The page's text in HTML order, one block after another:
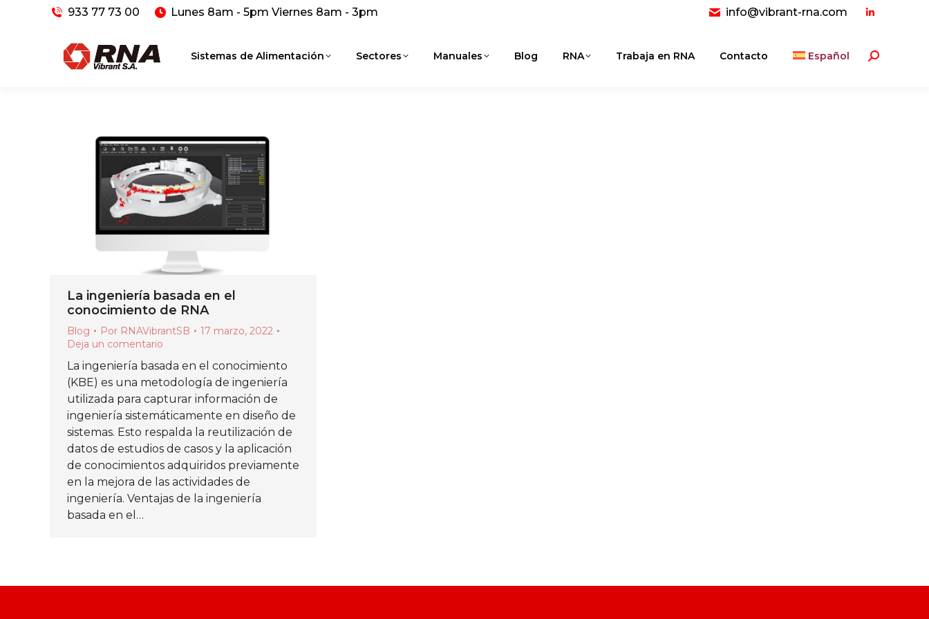
933 77 73 00 Lunes 8am - 5pm Viernes 8am - 3pm info@vibrant-rna.com
Linkedin
opens
Sistemas de Alimentación Sectores Manuales Blog RNA Trabaja en RNA Contacto Español Buscar:
La ingeniería basada en el
conocimiento de RNA
Blog Por RNAVibrantSB
17 marzo, 2022
Deja un comentario
La ingeniería basada en el conocimiento
(KBE) es una metodología de ingeniería
utilizada para capturar información de
ingeniería sistemáticamente en diseño de
sistemas. Esto respalda la reutilización de
datos de estudios de casos y la aplicación
de conocimientos adquiridos previamente
en la mejora de las actividades de
ingeniería. Ventajas de la ingeniería
basada en el…